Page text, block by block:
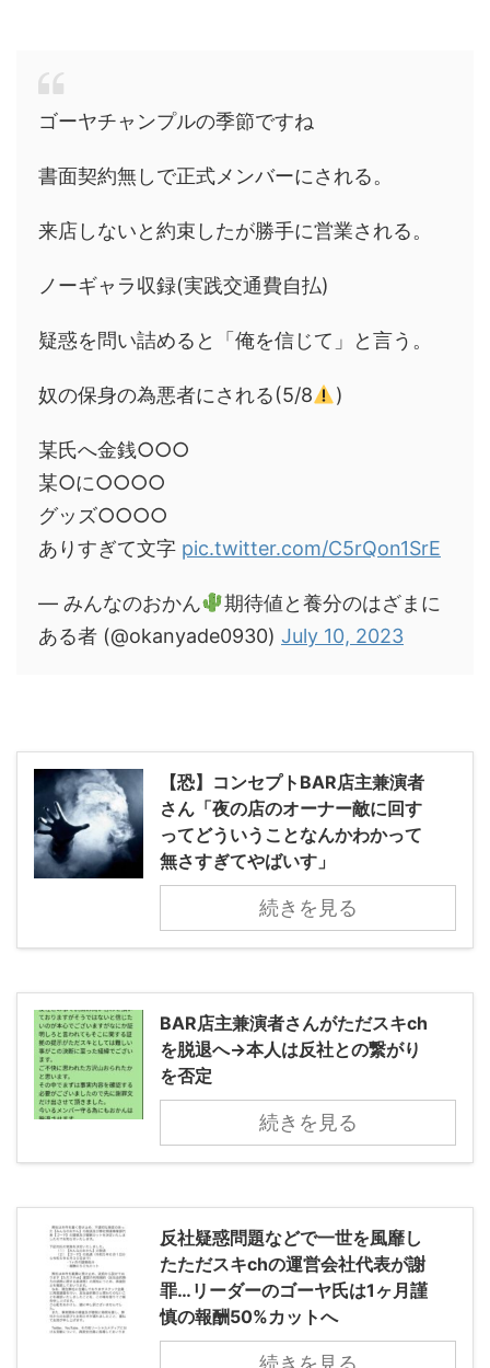
ゴーヤチャンプルの季節ですね
書面契約無しで正式メンバーにされる。
来店しないと約束したが勝手に営業される。
ノーギャラ収録(実践交通費自払)
疑惑を問い詰めると「俺を信じて」と言う。
奴の保身の為悪者にされる(5/8 )
某氏へ金銭○○○
某○に○○○○
グッズ○○○○
ありすぎて文字 pic.twitter.com/C5rQon1SrE
— みんなのおかん
期待値と養分のはざまに
ある者 (@okanyade0930) July 10, 2023
【恐】コンセプトBAR店主兼演者
さん「夜の店のオーナー敵に回す
ってどういうことなんかわかって
無さすぎてやばいす」
続きを見る
BAR店主兼演者さんがただスキch
を脱退へ→本人は反社との繋がり
を否定
続きを見る
反社疑惑問題などで一世を風靡し
たただスキchの運営会社代表が謝
罪…リーダーのゴーヤ氏は1ヶ月謹
慎の報酬50%カットへ
続きを見る